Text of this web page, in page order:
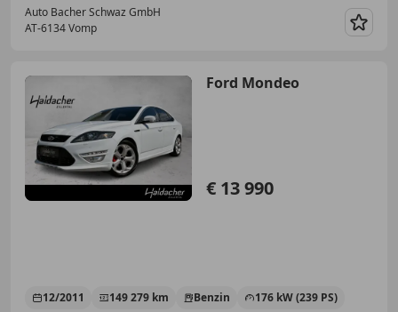
Auto Bacher Schwaz GmbH
AT-6134 Vomp
Ford Mondeo
€ 13 990
12/2011 149 279 km Benzin
176 kW (239 PS)